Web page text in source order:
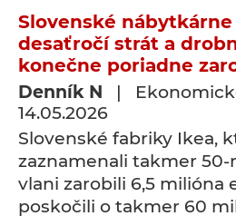
Slovenské
desaťročí strát a
konečne poriadne
Denník N |
14.05.2026
Slovenské fabriky Ikea,
zaznamenali takmer
vlani zarobili 6,5 milióna
poskočili o takmer 60